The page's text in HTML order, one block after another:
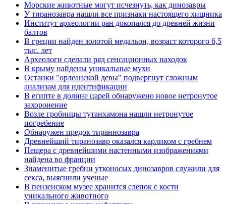
Морские животные могут исчезнуть, как динозавры
У тиранозавра нашли все признаки настоящего хищника
Институт археологии ран докопался до древней жизни
балтов
В греции найден золотой медальон, возраст которого 6,5
тыс. лет
Археологи сделали ряд сенсационных находок
В крыму найдены уникальные мухи
Останки "орлеанской девы" подвергнут сложным
анализам для идентификации
В египте в долине царей обнаружено новое нетронутое
захоронение
Возле гробницы тутанхамона нашли нетронутое
погребение
Обнаружен предок тираннозавра
Древнейший тиранозавр оказался карликом с гребнем
Пещера с древнейшими настенными изображениями
найдена во франции
Знаменитые гребни утконосых динозавров служили для
секса, выяснили ученые
В пензенском музее хранится слепок с кости
уникального животного